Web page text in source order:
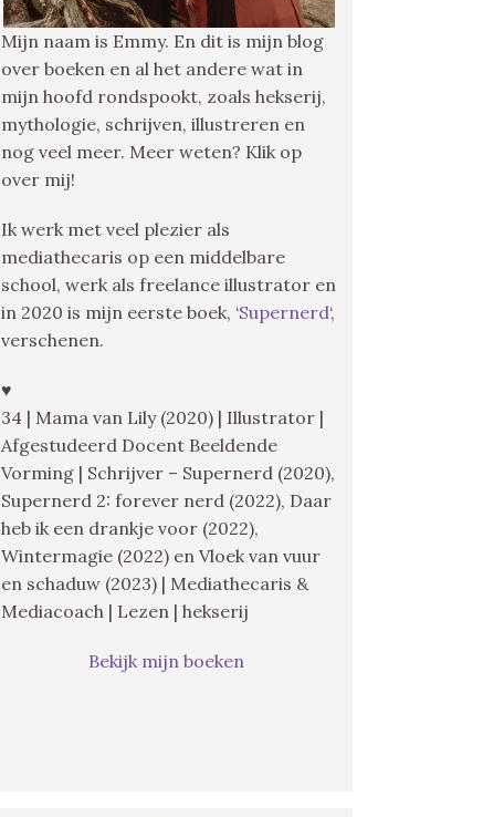
Mijn naam is Emmy. En dit is mijn blog
over boeken en al het andere wat in
mijn hoofd rondspookt, zoals hekserij,
mythologie, schrijven, illustreren en
nog veel meer. Meer weten? Klik op
over mij!
Ik werk met veel plezier als
mediathecaris op een middelbare
school, werk als freelance illustrator en
in 2020 is mijn eerste boek, ‘Supernerd‘,
verschenen.
♥
34 | Mama van Lily (2020) | Illustrator |
Afgestudeerd Docent Beeldende
Vorming | Schrijver – Supernerd (2020),
Supernerd 2: forever nerd (2022), Daar
heb ik een drankje voor (2022),
Wintermagie (2022) en Vloek van vuur
en schaduw (2023) | Mediathecaris &
Mediacoach | Lezen | hekserij
Bekijk mijn boeken